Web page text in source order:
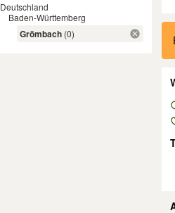
Deutschland
Baden-Württemberg
Grömbach (0)